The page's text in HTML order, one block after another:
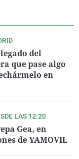
del
que pase algo
en
LAS 12:20
Gea, en
de YAMOVIL